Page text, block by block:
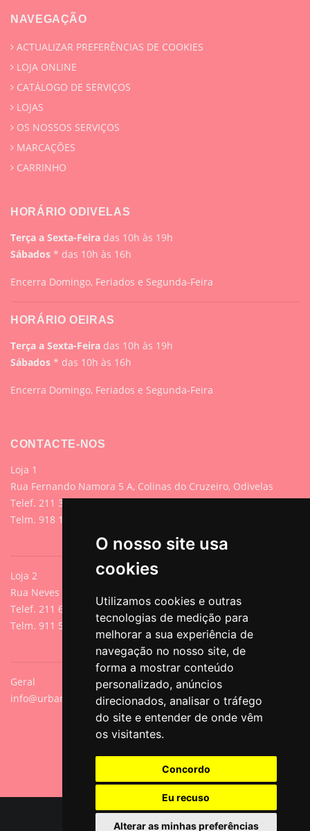
O nosso site usa
cookies
Utilizamos cookies e outras
tecnologias de medição para
melhorar a sua experiência de
navegação no nosso site, de
forma a mostrar conteúdo
personalizado, anúncios
direcionados, analisar o tráfego
do site e entender de onde vêm
os visitantes.
Concordo
Eu recuso
Alterar as minhas preferências
NAVEGAÇÃO
ACTUALIZAR PREFERÊNCIAS DE COOKIES
LOJA ONLINE
CATÁLOGO DE SERVIÇOS
LOJAS
OS NOSSOS SERVIÇOS
MARCAÇÕES
CARRINHO
HORÁRIO ODIVELAS
Terça a Sexta-Feira das 10h às 19h
Sábados * das 10h às 16h
Encerra Domingo, Feriados e Segunda-Feira
HORÁRIO OEIRAS
Terça a Sexta-Feira das 10h às 19h
Sábados * das 10h às 16h
Encerra Domingo, Feriados e Segunda-Feira
CONTACTE-NOS
Loja 1
Rua Fernando Namora 5 A, Colinas do Cruzeiro, Odivelas
Telef. 211 395 882 (Chamada para rede fixa nacional)
Telm. 918 107 618 (Chamada para rede móvel nacional)
Loja 2
Rua Neves de Sousa 13A, Cacilhas, Oeiras
Telef. 211 640 788 (Chamada para rede fixa nacional)
Telm. 911 571 542 (Chamada para rede móvel nacional)
Geral
info@urbanpets.pt
© Copyright 2026 All Rights Reserved.